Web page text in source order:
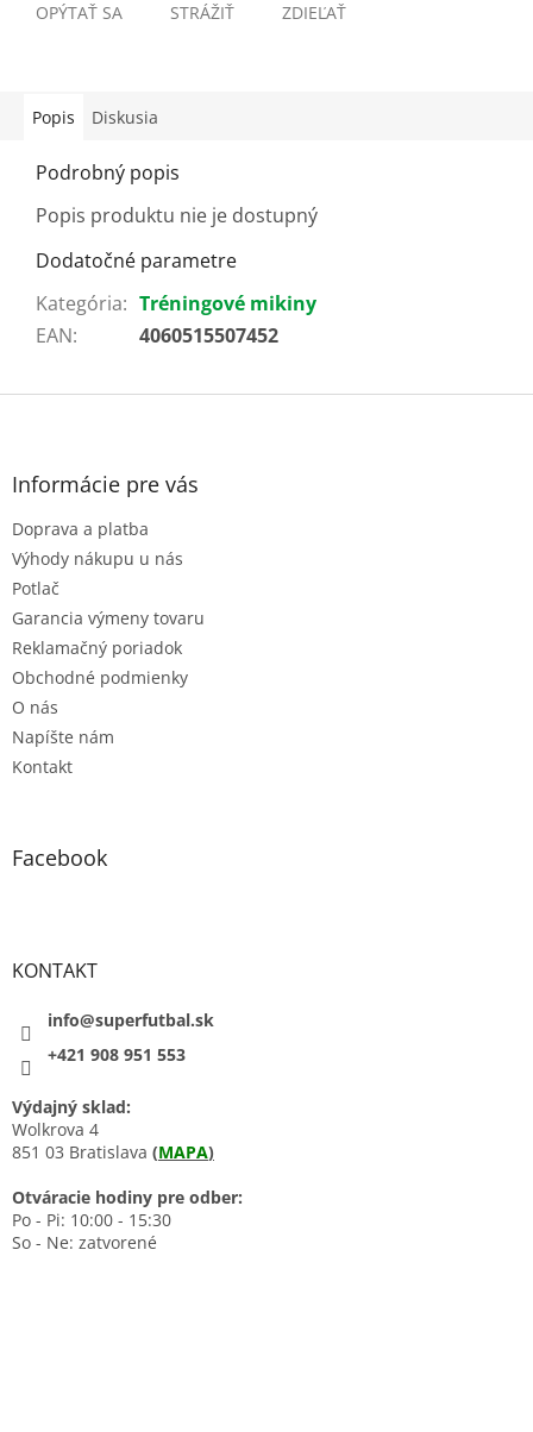
OPÝTAŤ SA STRÁŽIŤ ZDIEĽAŤ
Popis Diskusia
Podrobný popis
Popis produktu nie je dostupný
Dodatočné parametre
Kategória: Tréningové mikiny
EAN: 4060515507452
Z
Informácie pre vás
Doprava a platba
Výhody nákupu u nás
Potlač
Garancia výmeny tovaru
Reklamačný poriadok
Obchodné podmienky
O nás
Napíšte nám
Kontakt
Facebook
KONTAKT
info@superfutbal.sk
+421 908 951 553
Výdajný sklad:
Wolkrova 4
851 03 Bratislava (MAPA)
Otváracie hodiny pre odber:
Po - Pi: 10:00 - 15:30
So - Ne: zatvorené